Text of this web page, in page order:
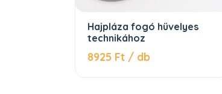
Hajpláza fogó hüvelyes
technikához
8925 Ft / db